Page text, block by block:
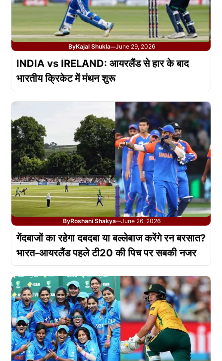
ByKajal Shukla—June 29, 2026
INDIA vs IRELAND: आयरलैंड से हार के बाद
भारतीय क्रिकेट में मंथन शुरू
ByRoshani Shakya—June 26, 2026
गेंदबाजों का रहेगा दबदबा या बल्लेबाज करेंगे रन बरसात?
भारत-आयरलैंड पहले टी20 की पिच पर सबकी नजर